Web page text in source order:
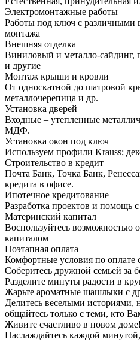
Электромонтажные работы
Работы под ключ с различными
монтажа
Внешняя отделка
Виниловый и металло-сайдинг,
и другие
Монтаж крыши и кровли
От односкатной до шатровой
металлочерепица и др.
Установка дверей
Входные – утепленные
МДФ.
Установка окон под ключ
Используем профили Krauss;
Строительство в кредит
Почта Банк, Точка Банк,
кредита в офисе.
Ипотечное кредитование
Разработка проектов и помощь
Материнский капитал
Воспользуйтесь возможностью
капиталом
Поэтапная оплата
Комфортные условия по оплате
Соберитесь дружной семьей за
Разделите минуты радости в
Жарьте ароматные шашлыки с
Делитесь веселыми историями,
общайтесь только с теми, кто
Живите счастливо в новом доме!
Наслаждайтесь каждой